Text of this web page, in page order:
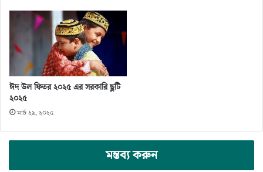
ঈদ উল ফিতর ২০২৫ এর সরকারি ছুটি
২০২৫
মার্চ ২৯, ২০২৫
মন্তব্য করুন